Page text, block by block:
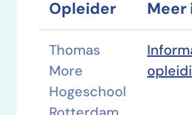
Opleider Meer
Thomas
More
Hogeschool